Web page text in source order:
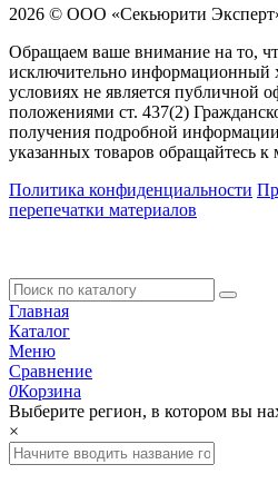
2026 © ООО «Секьюрити
Обращаем ваше внимание на то,
исключительно информационный
условиях не является публичной
положениями ст. 437(2)
получения подробной
указанных товаров обращайтесь
Политика конфиденциальности
перепечатки материалов
Главная
Каталог
Меню
Сравнение
0Корзина
Выберите регион, в котором вы
×